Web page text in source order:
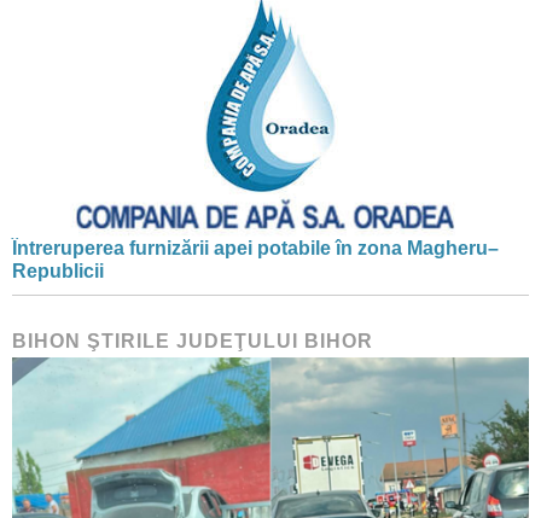
Întreruperea furnizării apei potabile în zona Magheru–
Republicii
BIHON ŞTIRILE JUDEŢULUI BIHOR